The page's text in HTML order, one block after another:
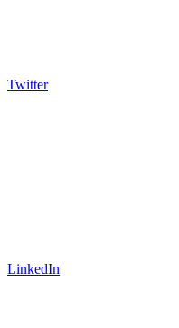
Twitter
LinkedIn